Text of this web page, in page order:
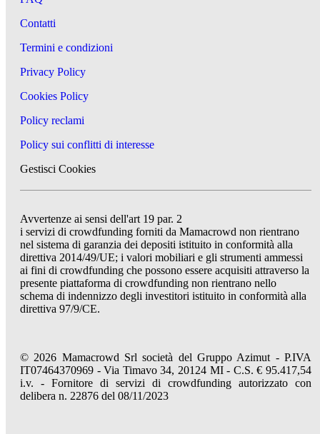
Contatti
Termini e condizioni
Privacy Policy
Cookies Policy
Policy reclami
Policy sui conflitti di interesse
Gestisci Cookies
Avvertenze ai sensi dell'art 19 par. 2
i servizi di crowdfunding forniti da Mamacrowd non rientrano
nel sistema di garanzia dei depositi istituito in conformità alla
direttiva 2014/49/UE; i valori mobiliari e gli strumenti ammessi
ai fini di crowdfunding che possono essere acquisiti attraverso la
presente piattaforma di crowdfunding non rientrano nello
schema di indennizzo degli investitori istituito in conformità alla
direttiva 97/9/CE.
© 2026 Mamacrowd Srl società del Gruppo Azimut - P.IVA
IT07464370969 - Via Timavo 34, 20124 MI - C.S. € 95.417,54
i.v. - Fornitore di servizi di crowdfunding autorizzato con
delibera n. 22876 del 08/11/2023